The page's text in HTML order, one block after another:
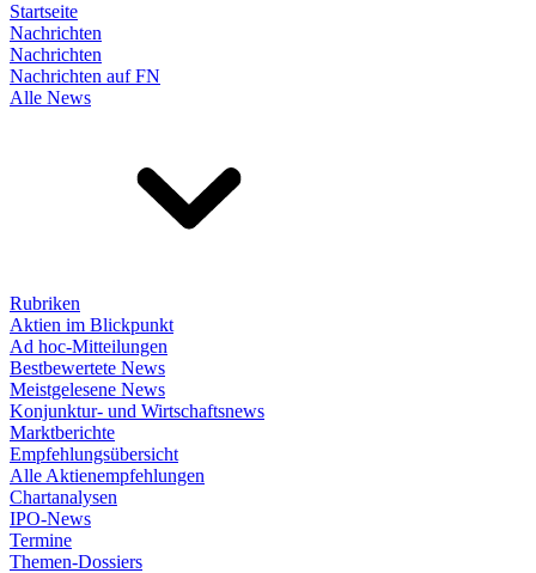
Startseite
Nachrichten
Nachrichten
Nachrichten auf FN
Alle News
Rubriken
Aktien im Blickpunkt
Ad hoc-Mitteilungen
Bestbewertete News
Meistgelesene News
Konjunktur- und Wirtschaftsnews
Marktberichte
Empfehlungsübersicht
Alle Aktienempfehlungen
Chartanalysen
IPO-News
Termine
Themen-Dossiers